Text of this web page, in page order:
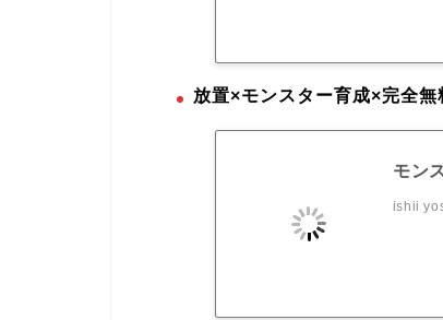
放置×モンスター育成×完全
モン
ishii